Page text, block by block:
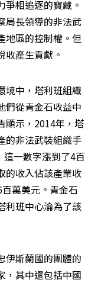
相追逐的寶藏。
局長領導的非法武
地區的控制權。但
收產生貢獻。
境中，塔利班組織
們從青金石收益中
顯示，2014年，塔
的非法武裝組織手
一數字漲到了4百
的收入佔該產業收
萬美元。青金石
利班中心淪為了該
伊斯蘭國的團體的
，其中還包括中國